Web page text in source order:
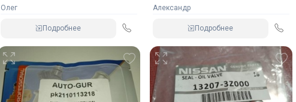
Олег
Подробнее
Александр
Подробнее